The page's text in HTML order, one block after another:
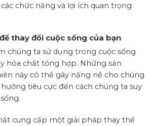
chức năng và lợi ích quan trọng
thay đổi cuộc sống của bạn
chúng ta sử dụng trong cuộc sống
hóa chất tổng hợp. Những sản
này có thể gây nặng nề cho chúng
tiêu cực đến cách chúng ta suy
cung cấp một giải pháp thay thế